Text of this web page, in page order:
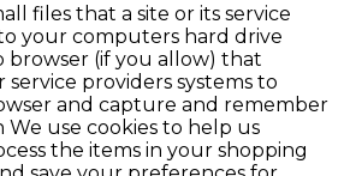
files that a site or its service
your computers hard drive
(if you allow) that
service providers systems to
and capture and remember
use cookies to help us
the items in your shopping